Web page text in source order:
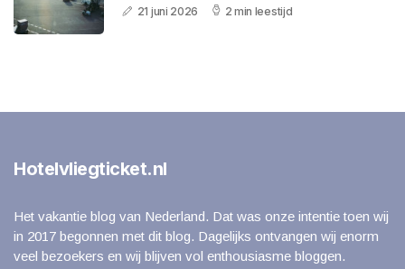
21 juni 2026 2 min leestijd
Hotelvliegticket.nl
Het vakantie blog van Nederland. Dat was onze intentie toen wij
in 2017 begonnen met dit blog. Dagelijks ontvangen wij enorm
veel bezoekers en wij blijven vol enthousiasme bloggen.